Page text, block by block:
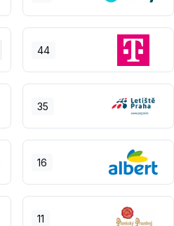
44
35
16
11